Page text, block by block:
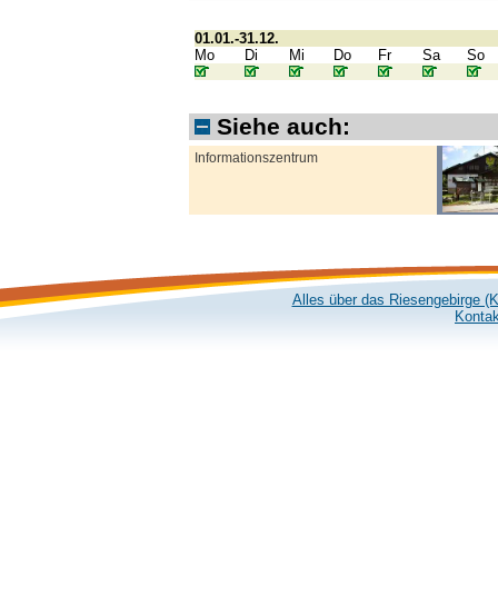
01.01.-31.12.
Mo
Di Mi Do Fr Sa So
Siehe auch:
Informationszentrum
Alles über das Riesengebirge